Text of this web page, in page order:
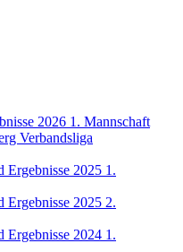
2026 1. Mannschaft
Verbandsliga
Ergebnisse 2025 1.
Ergebnisse 2025 2.
Ergebnisse 2024 1.